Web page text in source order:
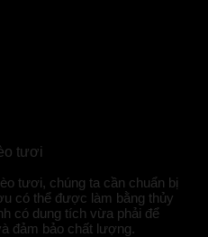
tươi
tươi, chúng ta cần chuẩn bị
có thể được làm bằng thủy
có dung tích vừa phải để
đảm bảo chất lượng.